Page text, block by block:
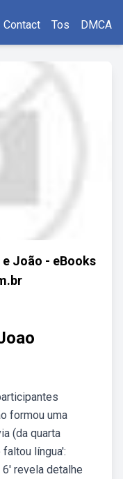
Contact Tos DMCA
João - eBooks
formou uma
(da quarta
língua':
revela detalhe